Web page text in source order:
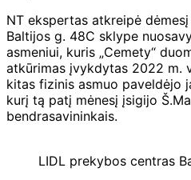
NT ekspertas atkreipė
Baltijos g. 48C sklype
asmeniui, kuris „Cemety“
atkūrimas įvykdytas 2022 m.
kitas fizinis asmuo paveldėjo
kurį tą patį mėnesį įsigijo
bendrasavininkais.
LIDL prekybos centras